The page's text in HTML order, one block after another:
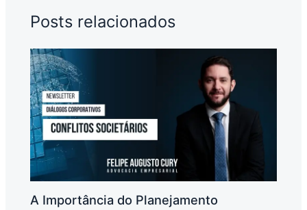
Posts relacionados
A Importância do Planejamento